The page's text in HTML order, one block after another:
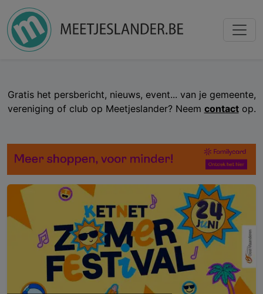
Gratis het persbericht, nieuws, event... van je gemeente,
vereniging of club op Meetjeslander? Neem contactop.